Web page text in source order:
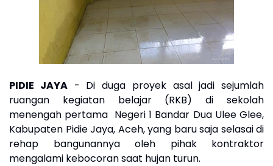
PIDIE JAYA- Di duga proyek asal jadi sejumlah
ruangan kegiatan belajar (RKB) di sekolah
menengah pertama Negeri 1 Bandar Dua Ulee Glee,
Kabupaten Pidie Jaya, Aceh, yang baru saja selasai di
rehap bangunannya oleh pihak kontraktor
mengalami kebocoran saat hujan turun.